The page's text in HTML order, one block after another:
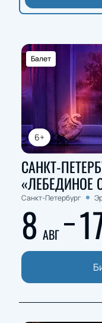
6+
Балет
САНКТ-
«ЛЕБЕДИНОЕ
Санкт-Петербург
8 АВГ